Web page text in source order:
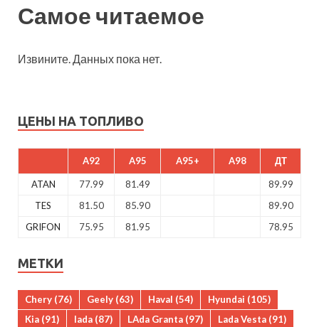
Самое читаемое
Извините. Данных пока нет.
ЦЕНЫ НА ТОПЛИВО
A92 A95 A95+ A98 ДТ
ATAN 77.99 81.49
89.99
TES
81.50 85.90
89.90
GRIFON
75.95 81.95 78.95
МЕТКИ
Chery (76) Geely (63) Haval (54) Hyundai (105)
Kia (91) lada (87) LAda Granta (97) Lada Vesta (91)